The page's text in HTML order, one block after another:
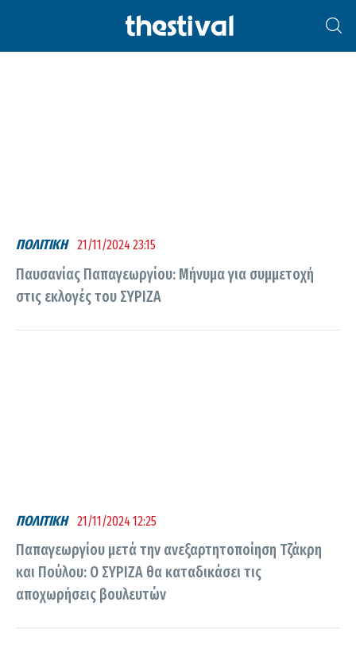
ΠΑΥΣΑΝΊΑΣ ΠΑΠΑΓΕΩΡΓΊΟΥ
ΠΟΛΙΤΙΚΗ 21/11/2024 23:15
Παυσανίας Παπαγεωργίου: Μήνυμα για συμμετοχή
στις εκλογές του ΣΥΡΙΖΑ
ΠΟΛΙΤΙΚΗ 21/11/2024 12:25
Παπαγεωργίου μετά την ανεξαρτητοποίηση Τζάκρη
και Πούλου: Ο ΣΥΡΙΖΑ θα καταδικάσει τις
αποχωρήσεις βουλευτών